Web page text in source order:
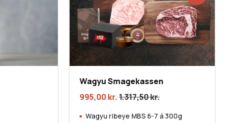
Wagyu Smagekassen
995,00kr.1.317,50kr.
Wagyu ribeye MBS 6-7 á 300g